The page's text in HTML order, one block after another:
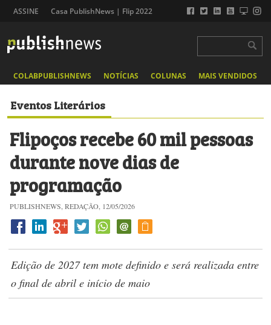
ASSINE Casa PublishNews | Flip 2022
COLABPUBLISHNEWS NOTÍCIAS COLUNAS MAIS VENDIDOS
Eventos Literários
Flipoços recebe 60 mil pessoas
durante nove dias de
programação
PUBLISHNEWS, REDAÇÃO, 12/05/2026
Edição de 2027 tem mote definido e será realizada entre
o final de abril e início de maio